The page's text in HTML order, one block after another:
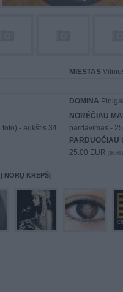
MIESTAS
DOMINA
- aukštis 34
NORĖČIAU
pardavimas -
PARDUOČIAU
25.00 EUR (86,46
NORŲ KREPŠĮ